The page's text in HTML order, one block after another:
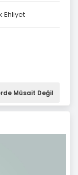
Ehliyet
Müsait Değil